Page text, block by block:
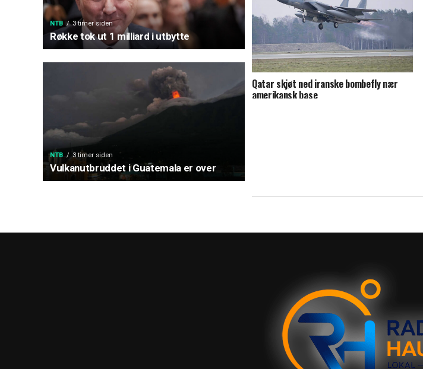
NTB 3 timer siden
Røkke tok ut 1 milliard i utbytte
NTB 3 timer siden
Vulkanutbruddet i Guatemala er over
Qatar skjøt ned iranske bombefly nær
amerikansk base